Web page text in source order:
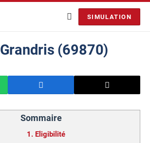
SIMULATION
(69870)
Sommaire
1. Eligibilité